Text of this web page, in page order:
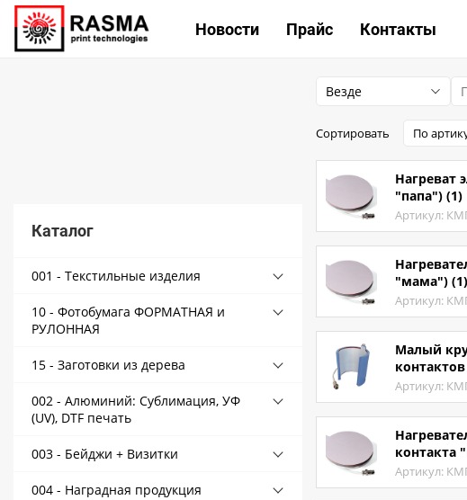
Как купить
Доставка
Новости
Политика конфиденциальности
КАТАЛОГ
Новости Прайс Контакты
Каталог
001 - Текстильные изделия
10 - Фотобумага ФОРМАТНАЯ и
РУЛОННАЯ
15 - Заготовки из дерева
002 - Алюминий: Сублимация, УФ
(UV), DTF печать
003 - Бейджи + Визитки
004 - Наградная продукция
Везде
Сортировать
Нагреват
"папа") (1)
Артикул:
"мама") (1)
Артикул:
Малый
Артикул:
контакта
Артикул: